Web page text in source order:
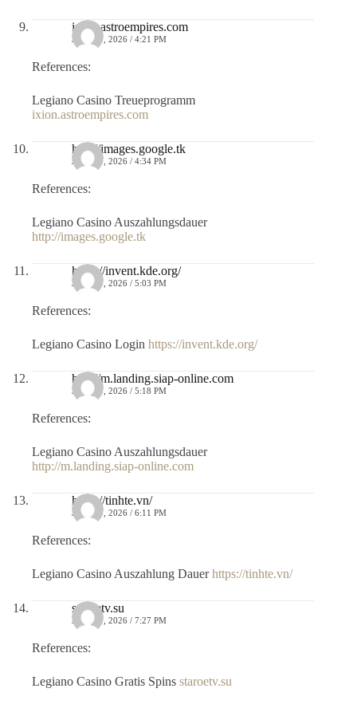
ixion.astroempires.com
JULIO 9, 2026 / 4:21 PM
References:
Legiano Casino Treueprogramm
ixion.astroempires.com
http://images.google.tk
JULIO 9, 2026 / 4:34 PM
References:
Legiano Casino Auszahlungsdauer
http://images.google.tk
https://invent.kde.org/
JULIO 9, 2026 / 5:03 PM
References:
Legiano Casino Login https://invent.kde.org/
http://m.landing.siap-online.com
JULIO 9, 2026 / 5:18 PM
References:
Legiano Casino Auszahlungsdauer
http://m.landing.siap-online.com
https://tinhte.vn/
JULIO 9, 2026 / 6:11 PM
References:
Legiano Casino Auszahlung Dauerhttps://tinhte.vn/
staroetv.su
JULIO 9, 2026 / 7:27 PM
References:
Legiano Casino Gratis Spins staroetv.su